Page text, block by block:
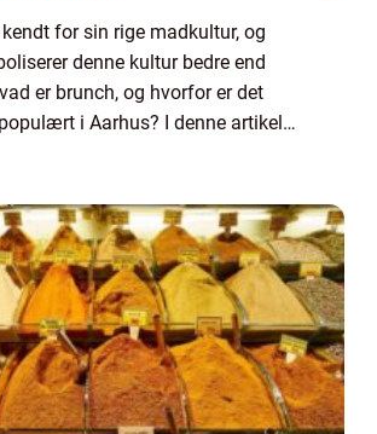
for sin rige madkultur, og
denne kultur bedre end
er brunch, og hvorfor er det
i Aarhus? I denne artikel